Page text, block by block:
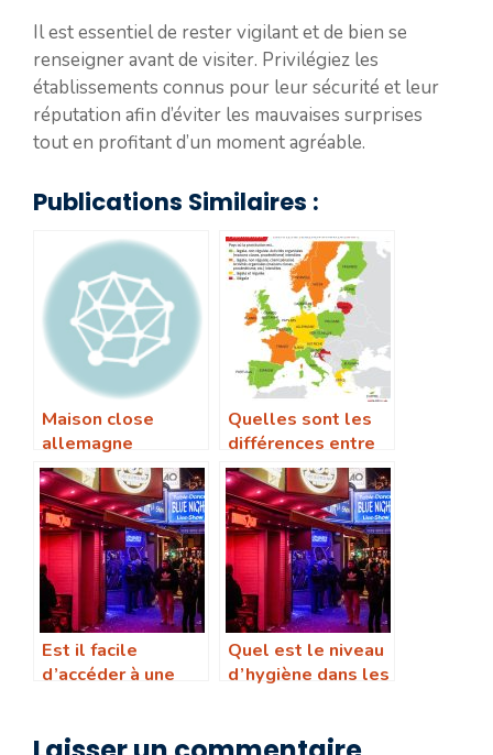
Il est essentiel de rester vigilant et de bien se
renseigner avant de visiter. Privilégiez les
établissements connus pour leur sécurité et leur
réputation afin d’éviter les mauvaises surprises
tout en profitant d’un moment agréable.
Publications Similaires :
Maison close
allemagne
Quelles sont les
différences entre
les maisons closes
en Allemagne et
en France
Est il facile
d’accéder à une
qu’étranger
Quel est le niveau
d’hygiène dans les